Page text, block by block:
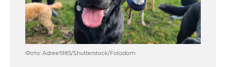
Фото: Adree1985/Shutterstock/Fotodom